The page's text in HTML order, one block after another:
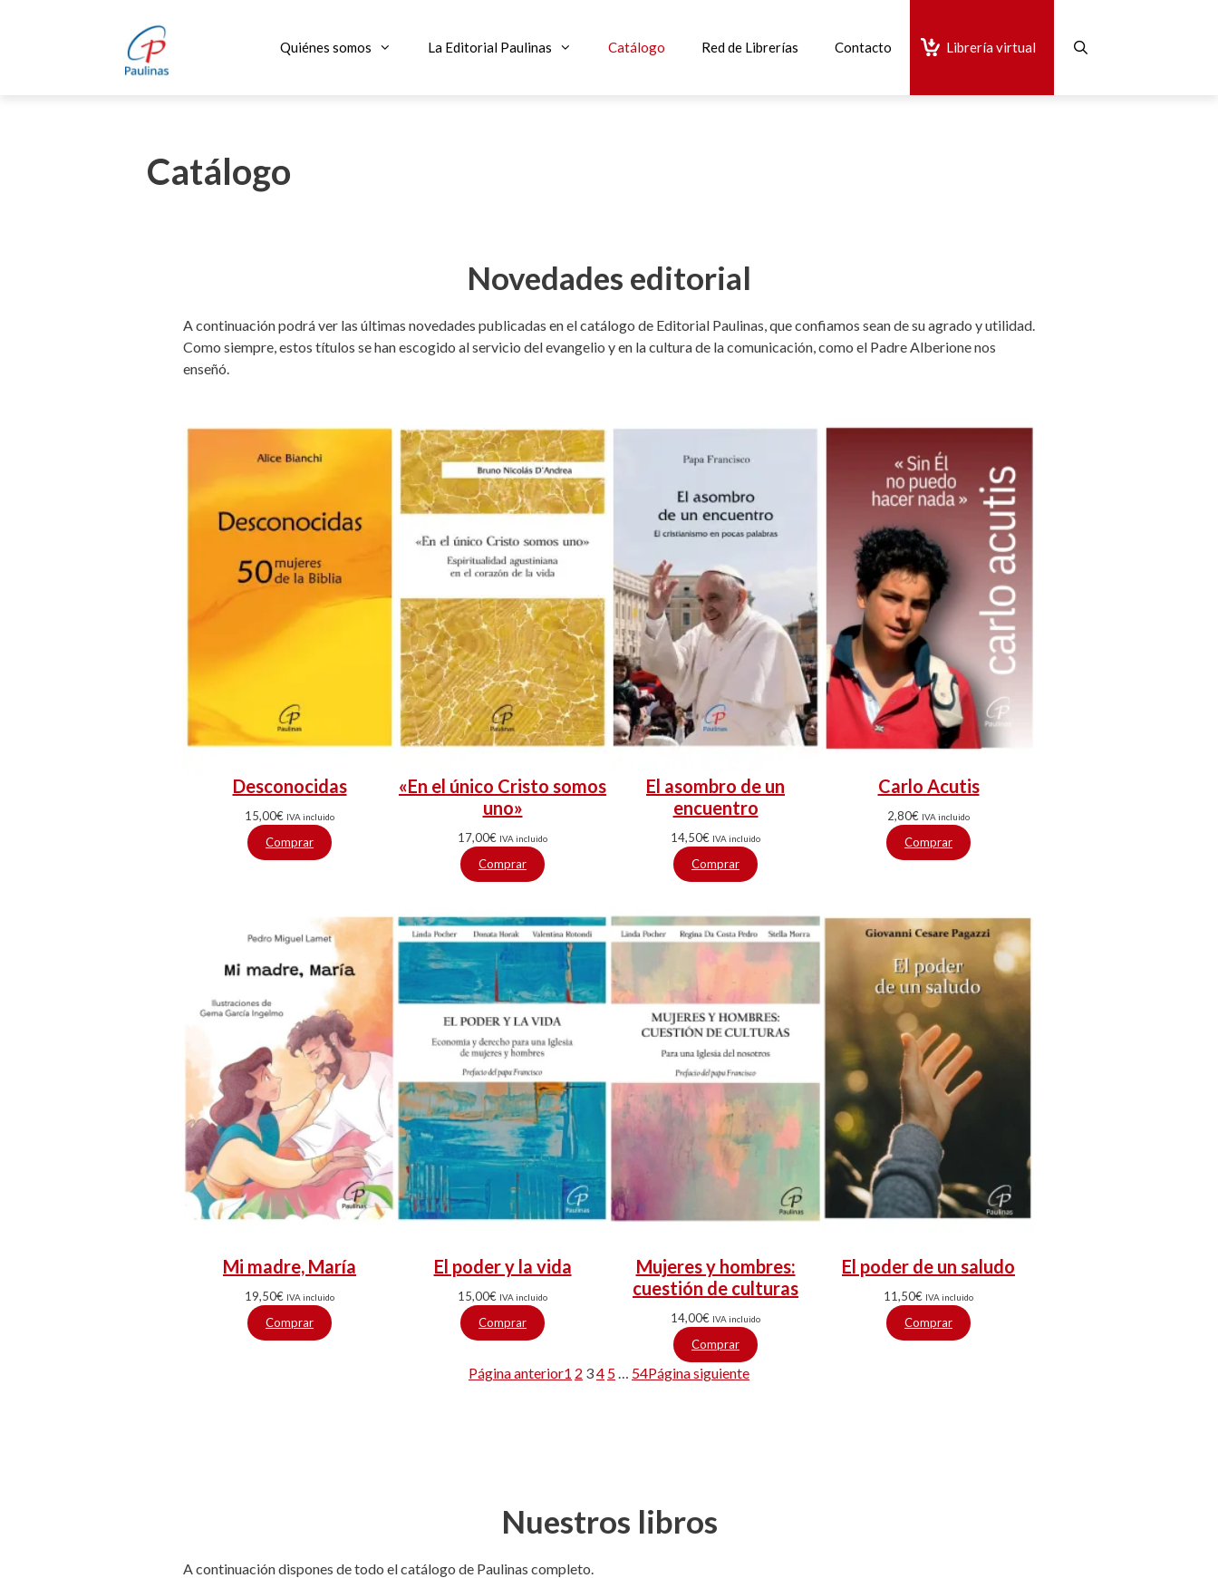
Quiénes somos La Editorial Paulinas Catálogo Red de Librerías Contacto Librería virtual
Catálogo
Novedades editorial
A continuación podrá ver las últimas novedades publicadas en el catálogo de Editorial Paulinas, que confiamos sean de su agrado y utilidad.
Como siempre, estos títulos se han escogido al servicio del evangelio y en la cultura de la comunicación, como el Padre Alberione nos
enseñó.
Desconocidas
15,00€ IVA incluido
Comprar
«En el único Cristo somos
uno»
17,00€ IVA incluido
Comprar
El asombro de un
encuentro
14,50€ IVA incluido
Comprar
Carlo Acutis
2,80€ IVA incluido
Comprar
Mi madre, María
19,50€ IVA incluido
Comprar
El poder y la vida
15,00€ IVA incluido
Comprar
Mujeres y hombres:
cuestión de culturas
14,00€ IVA incluido
Comprar
El poder de un saludo
11,50€ IVA incluido
Comprar
Página anterior1 2 34 5 54Página siguiente
Nuestros libros
A continuación dispones de todo el catálogo de Paulinas completo.